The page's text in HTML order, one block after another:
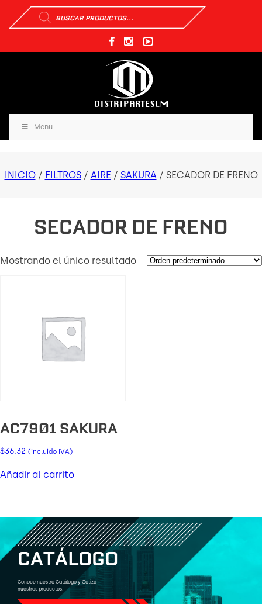
Búsqueda
de
productos
Menu
INICIO/ FILTROS/ AIRE/ SAKURA/ SECADOR DE FRENO
SECADOR DE FRENO
Mostrando el único resultado
AC7901 SAKURA
$36.32 (incluido IVA)
Añadir al carrito
CATÁLOGO
Conoce nuestro Catálogo y Cotiza
nuestros productos.